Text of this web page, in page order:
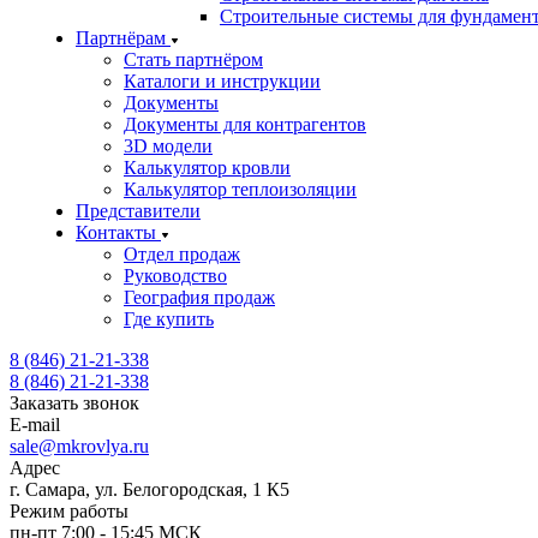
Строительные системы для
Партнёрам
Стать партнёром
Каталоги и инструкции
Документы
Документы для контрагентов
3D модели
Калькулятор кровли
Калькулятор теплоизоляции
Представители
Контакты
Отдел продаж
Руководство
География продаж
Где купить
8 (846) 21-21-338
8 (846) 21-21-338
Заказать звонок
E-mail
sale@mkrovlya.ru
Адрес
г. Самара, ул. Белогородская, 1 К5
Режим работы
пн-пт 7:00 - 15:45 МСК